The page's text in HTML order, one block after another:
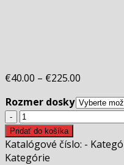
€40.00 – €225.00
Rozmer dosky
množstvo
Kamenná
dyha
INDIAN
Pridať do košíka
Katalógové číslo: -
Kategórie